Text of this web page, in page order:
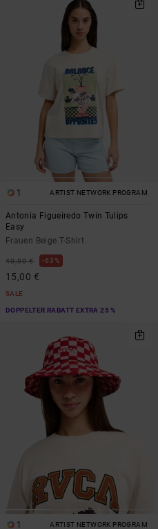
1 ARTIST NETWORK PROGRAM
Antonia Figueiredo Twin Tulips
Easy
Frauen Beige T-Shirt
40,00 € 63%
15,00 €
SALE
DOPPELTER RABATT EXTRA 25 %
1 ARTIST NETWORK PROGRAM